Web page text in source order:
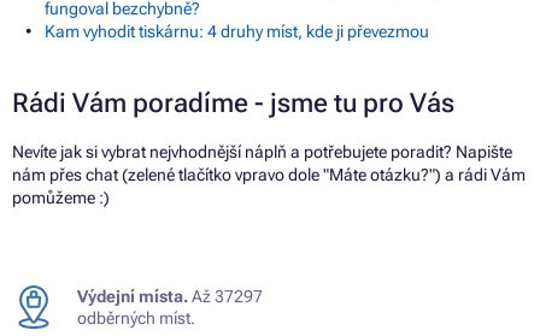
fungoval bezchybně?
Kam vyhodit tiskárnu: 4 druhy míst, kde ji převezmou
Rádi Vám poradíme - jsme tu pro Vás
Nevíte jak si vybrat nejvhodnější náplň a potřebujete poradit? Napište
nám přes chat (zelené tlačítko vpravo dole "Máte otázku?") a rádi Vám
pomůžeme :)
Výdejní místa.Až 37297
odběrných míst.